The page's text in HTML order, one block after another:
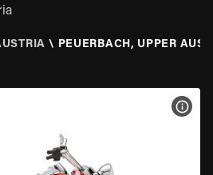
\ PEUERBACH, UPPER